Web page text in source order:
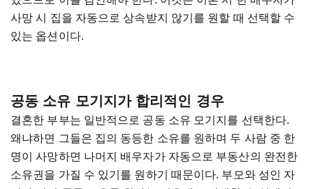
사망 시 집을 자동으로 상속받지 않기를 원할 때 선택할 수
있는 옵션이다.
공동 소유 모기지가 합리적인 경우
결혼한 부부는 일반적으로 공동 소유 모기지를 선택한다.
왜냐하면 그들은 집의 동등한 소유를 원하며 두 사람 중 한
명이 사망하면 나머지 배우자가 자동으로 부동산의 완전한
소유권을 가질 수 있기를 원하기 때문이다. 부모와 성인 자